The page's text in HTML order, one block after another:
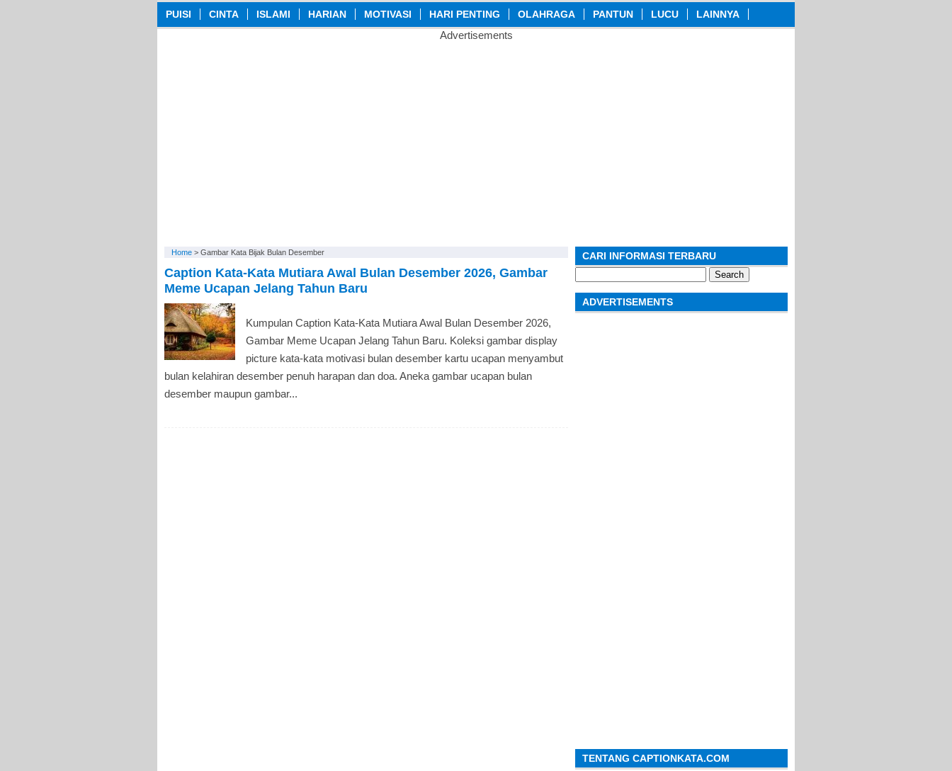
PUISI CINTA ISLAMI HARIAN MOTIVASI HARI PENTING OLAHRAGA PANTUN LUCU LAINNYA
Advertisements
Home > Gambar Kata Bijak Bulan Desember
Caption Kata-Kata Mutiara Awal Bulan Desember 2026, Gambar
Meme Ucapan Jelang Tahun Baru
Kumpulan Caption Kata-Kata Mutiara Awal Bulan Desember 2026,
Gambar Meme Ucapan Jelang Tahun Baru. Koleksi gambar display
picture kata-kata motivasi bulan desember kartu ucapan menyambut
bulan kelahiran desember penuh harapan dan doa. Aneka gambar ucapan bulan
desember maupun gambar...
CARI INFORMASI TERBARU
for:
ADVERTISEMENTS
TENTANG CAPTIONKATA.COM